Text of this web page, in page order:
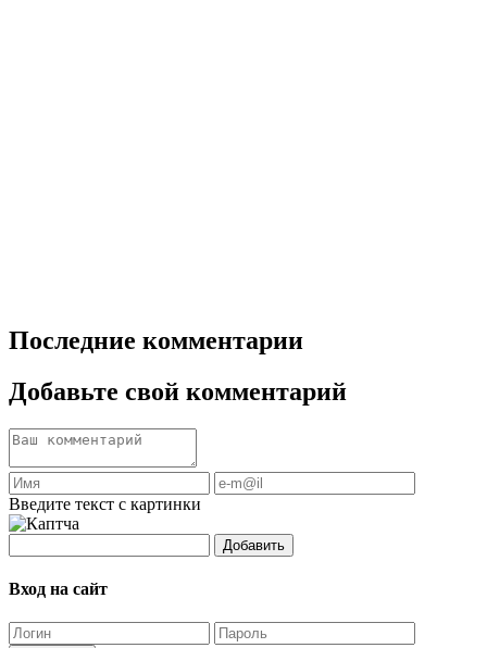
Последние комментарии
Добавьте свой комментарий
Введите текст с картинки
Добавить
Вход на сайт